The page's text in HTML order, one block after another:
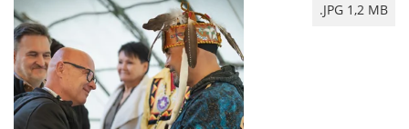
.JPG 1,2 MB